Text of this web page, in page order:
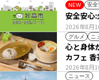
NEW 安
2026年8月
安全安心:
グルメ ニ
2026年8月
心と身体
カフェ
ニュース